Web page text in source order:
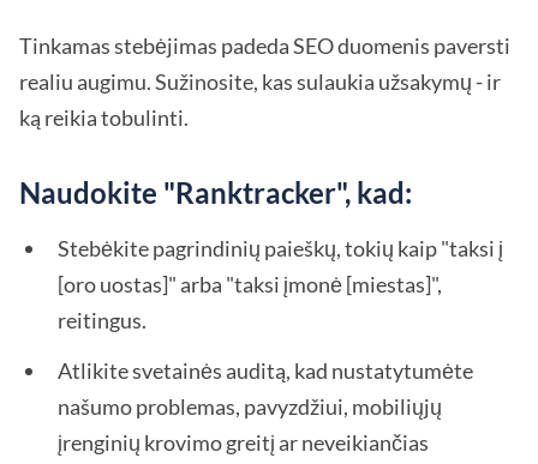
Tinkamas stebėjimas padeda SEO duomenis paversti
realiu augimu. Sužinosite, kas sulaukia užsakymų - ir
ką reikia tobulinti.
Naudokite "Ranktracker", kad:
Stebėkite pagrindinių paieškų, tokių kaip "taksi į
[oro uostas]" arba "taksi įmonė [miestas]",
reitingus.
Atlikite svetainės auditą, kad nustatytumėte
našumo problemas, pavyzdžiui, mobiliųjų
įrenginių krovimo greitį ar neveikiančias